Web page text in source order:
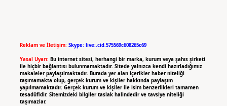
Reklam ve İletişim: Skype: live:.cid.575569c608265c69
Yasal Uyarı: Bu internet sitesi, herhangi bir marka, kurum veya şahıs şirketi
ile hiçbir bağlantısı bulunmamaktadır. Sitede yalnızca kendi hazırladığımız
makaleler paylaşılmaktadır. Burada yer alan içerikler haber niteliği
taşımamakta olup, gerçek kurum ve kişiler hakkında paylaşım
yapılmamaktadır. Gerçek kurum ve kişiler ile isim benzerlikleri tamamen
tesadüfidir. Sitemizdeki bilgiler taslak halindedir ve tavsiye niteliği
taşımazlar.